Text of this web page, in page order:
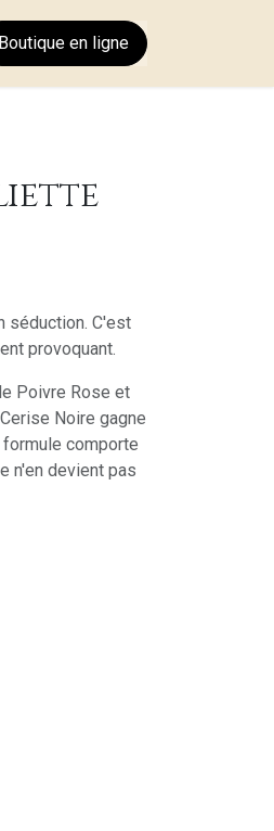
Boutique en ligne
séduction. C'est
provoquant.
Poivre Rose et
Noire gagne
comporte
n'en devient pas